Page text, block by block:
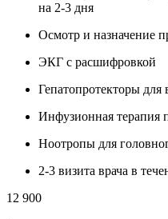
на 2-3 дня
Осмотр и назначение
ЭКГ с расшифровкой
Гепатопротекторы для
Инфузионная терапия
Ноотропы для
2-3 визита врача в
12 900